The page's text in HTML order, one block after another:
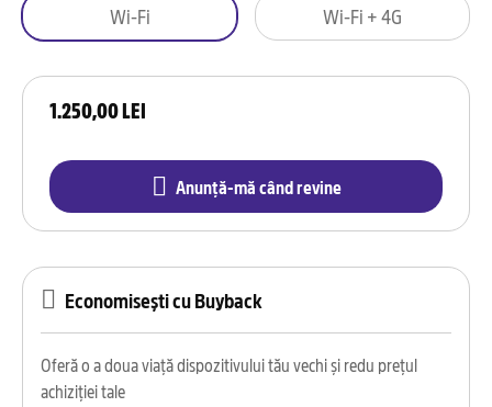
1.250,00 LEI
Anunță-mă când revine
Wi-Fi Wi-Fi + 4G
Economisești cu Buyback
Oferă o a doua viață dispozitivului tău vechi și redu prețul
achiziției tale